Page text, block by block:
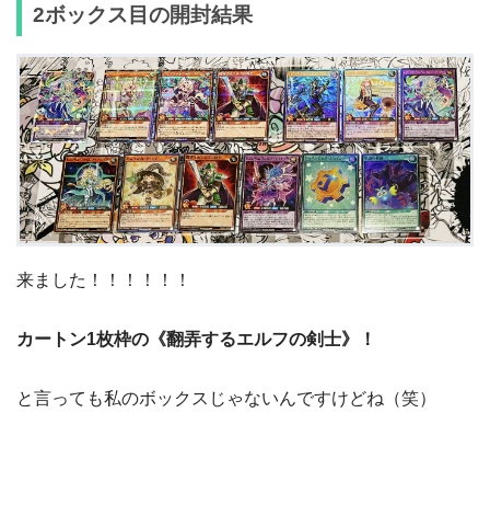
2ボックス目の開封結果
来ました！！！！！！
カートン1枚枠の《翻弄するエルフの剣士》！
と言っても私のボックスじゃないんですけどね（笑）